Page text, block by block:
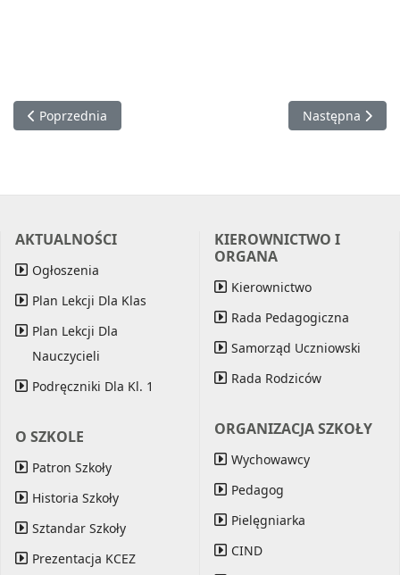
Poprzednia strona: Warsztaty #szkolneklimaty
Poprzednia Następna
Następna
AKTUALNOŚCI
Ogłoszenia
Plan Lekcji Dla Klas
Plan Lekcji Dla
Nauczycieli
Podręczniki Dla Kl. 1
O SZKOLE
Patron Szkoły
Historia Szkoły
Sztandar Szkoły
Prezentacja KCEZ
KIEROWNICTWO I
ORGANA
Kierownictwo
Rada Pedagogiczna
Samorząd Uczniowski
Rada Rodziców
ORGANIZACJA SZKOŁY
Wychowawcy
Pedagog
Pielęgniarka
CIND